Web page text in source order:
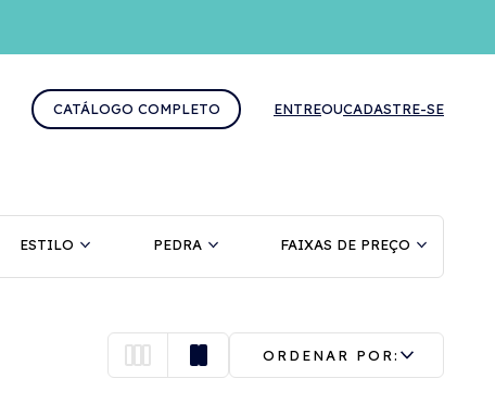
CATÁLOGO COMPLETO ENTREOUCADASTRE-SE
ESTILO PEDRA FAIXAS DE PREÇO
ORDENAR POR: